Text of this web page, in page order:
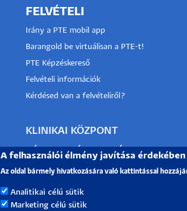
FELVÉTELI
Irány a PTE mobil app
Barangold be virtuálisan a PTE-t!
PTE Képzéskereső
Felvételi információk
Kérdésed van a felvételiről?
KLINIKAI KÖZPONT
TÁMOGATÓ SZOLGÁLAT
A felhasználói élmény javítása
Az oldal bármely hivatkozására való kattintással
Analitikai célú sütik
Marketing célú sütik